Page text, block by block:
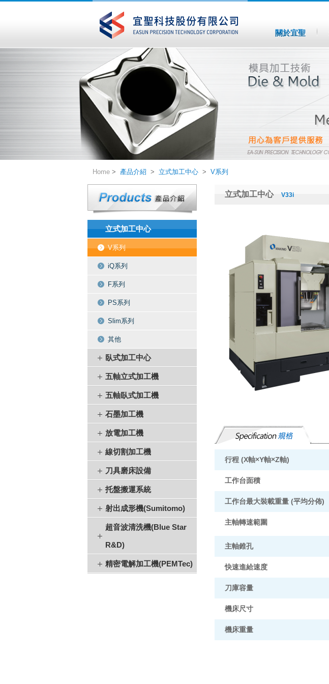
關於宜聖
Home > 產品介紹 > 立式加工中心 > V系列
立式加工中心
V系列
iQ系列
F系列
PS系列
Slim系列
其他
臥式加工中心
五軸立式加工機
五軸臥式加工機
石墨加工機
放電加工機
線切割加工機
刀具磨床設備
托盤搬運系統
射出成形機(Sumitomo)
超音波清洗機(Blue Star
R&D)
精密電解加工機(PEMTec)
立式加工中心 V33i
行程 (X軸×Y軸×Z軸)
工作台面積
工作台最大裝載重量 (平均分佈)
主軸轉速範圍
主軸錐孔
快速進給速度
刀庫容量
機床尺寸
機床重量